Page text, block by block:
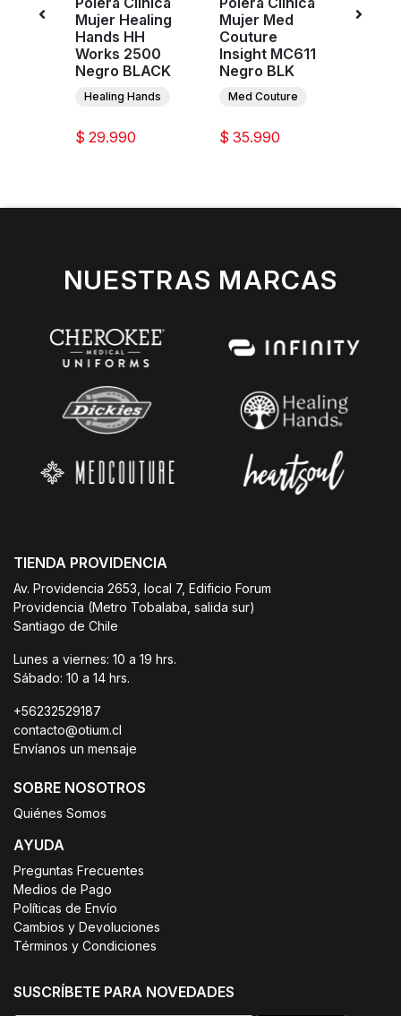
Mujer Healing
Hands HH
Works 2500
Negro BLACK
Healing Hands
$ 29.990
Mujer Med
Couture
Insight MC611
Negro BLK
Med Couture
$ 35.990
NUESTRAS MARCAS
TIENDA PROVIDENCIA
Av. Providencia 2653, local 7, Edificio Forum
Providencia (Metro Tobalaba, salida sur)
Santiago de Chile
Lunes a viernes: 10 a 19 hrs.
Sábado: 10 a 14 hrs.
+56232529187
contacto@otium.cl
Envíanos un mensaje
SOBRE NOSOTROS
Quiénes Somos
AYUDA
Preguntas Frecuentes
Medios de Pago
Políticas de Envío
Cambios y Devoluciones
Términos y Condiciones
SUSCRÍBETE PARA NOVEDADES